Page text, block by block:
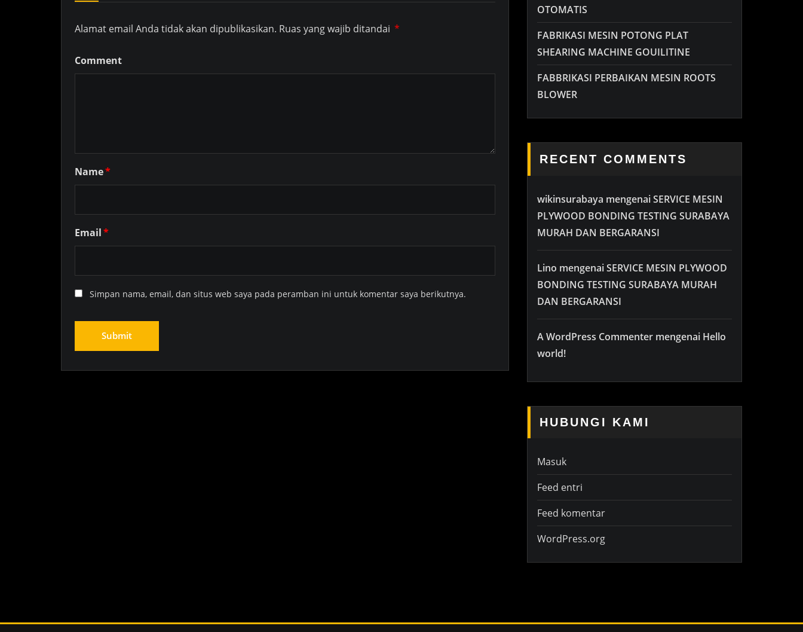
Alamat email Anda tidak akan dipublikasikan. Ruas yang wajib ditandai *
Comment
Name*
Email*
Simpan nama, email, dan situs web saya pada peramban ini untuk komentar saya berikutnya.
OTOMATIS
FABRIKASI MESIN POTONG PLAT
SHEARING MACHINE GOUILITINE
FABBRIKASI PERBAIKAN MESIN ROOTS
BLOWER
RECENT COMMENTS
wikinsurabaya mengenaiSERVICE MESIN
PLYWOOD BONDING TESTING SURABAYA
MURAH DAN BERGARANSI
Lino mengenaiSERVICE MESIN PLYWOOD
BONDING TESTING SURABAYA MURAH
DAN BERGARANSI
A WordPress Commenter mengenai Hello
world!
HUBUNGI KAMI
Masuk
Feed entri
Feed komentar
WordPress.org